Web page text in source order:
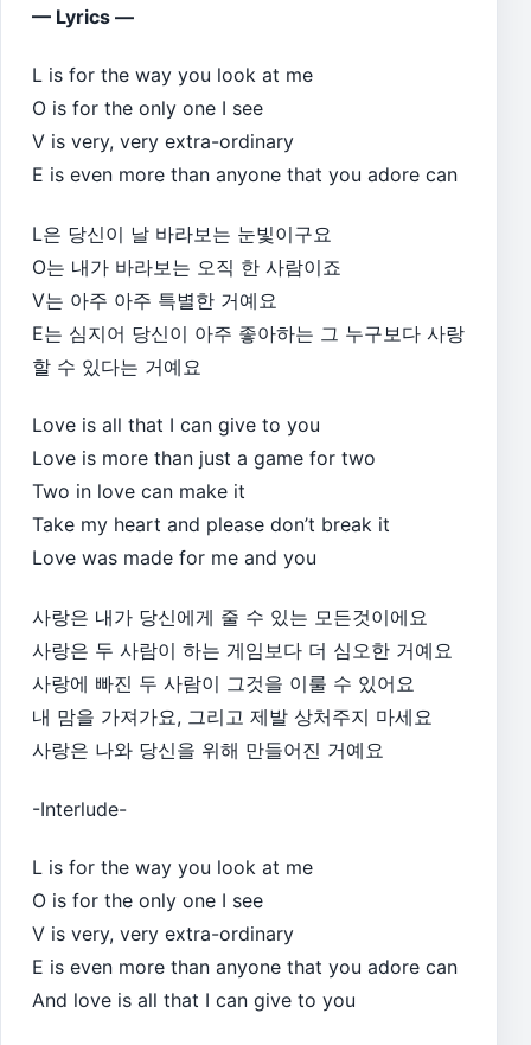
— Lyrics —
L is for the way you look at me
O is for the only one I see
V is very, very extra-ordinary
E is even more than anyone that you adore can
L은 당신이 날 바라보는 눈빛이구요
O는 내가 바라보는 오직 한 사람이죠
V는 아주 아주 특별한 거예요
E는 심지어 당신이 아주 좋아하는 그 누구보다 사랑
할 수 있다는 거예요
Love is all that I can give to you
Love is more than just a game for two
Two in love can make it
Take my heart and please don’t break it
Love was made for me and you
사랑은 내가 당신에게 줄 수 있는 모든것이에요
사랑은 두 사람이 하는 게임보다 더 심오한 거예요
사랑에 빠진 두 사람이 그것을 이룰 수 있어요
내 맘을 가져가요, 그리고 제발 상처주지 마세요
사랑은 나와 당신을 위해 만들어진 거예요
-Interlude-
L is for the way you look at me
O is for the only one I see
V is very, very extra-ordinary
E is even more than anyone that you adore can
And love is all that I can give to you